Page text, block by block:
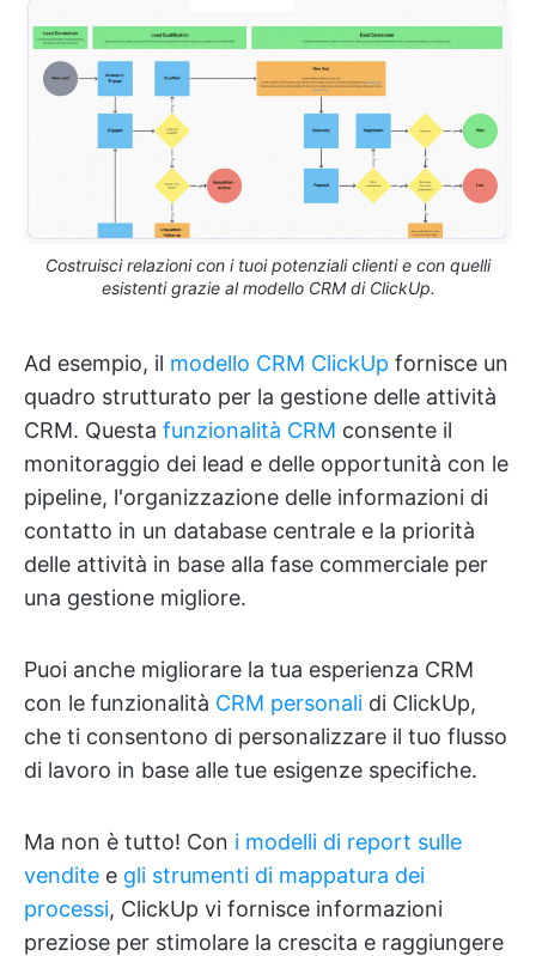
Costruisci relazioni con i tuoi potenziali clienti e con quelli
esistenti grazie al modello CRM di ClickUp.
Ad esempio, il modello CRM ClickUp fornisce un
quadro strutturato per la gestione delle attività
CRM. Questa funzionalità CRM consente il
monitoraggio dei lead e delle opportunità con le
pipeline, l'organizzazione delle informazioni di
contatto in un database centrale e la priorità
delle attività in base alla fase commerciale per
una gestione migliore.
Puoi anche migliorare la tua esperienza CRM
con le funzionalità CRM personali di ClickUp,
che ti consentono di personalizzare il tuo flusso
di lavoro in base alle tue esigenze specifiche.
Ma non è tutto! Con i modelli di report sulle
vendite e gli strumenti di mappatura dei
processi, ClickUp vi fornisce informazioni
preziose per stimolare la crescita e raggiungere